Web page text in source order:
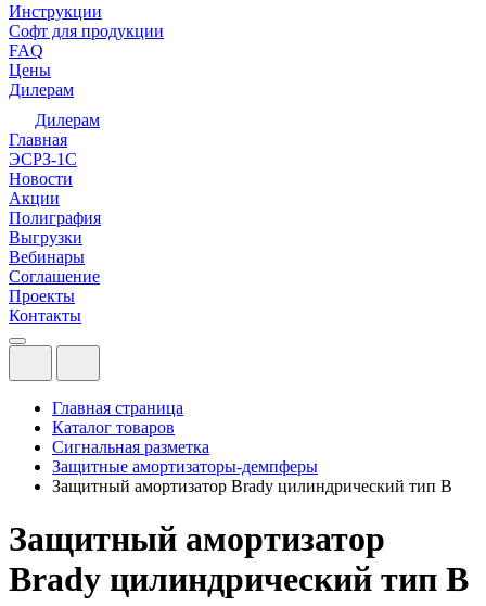
Инструкции
Софт для продукции
FAQ
Цены
Дилерам
Дилерам
Главная
ЭСРЗ-1С
Новости
Акции
Полиграфия
Выгрузки
Вебинары
Соглашение
Проекты
Контакты
Главная страница
Каталог товаров
Сигнальная разметка
Защитные амортизаторы-демпферы
Защитный амортизатор Brady цилиндрический тип B
Защитный амортизатор
Brady цилиндрический тип B